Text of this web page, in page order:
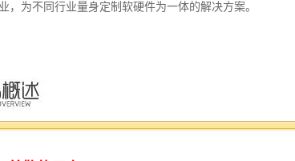
，为不同行业量身定制软硬件为一体的解决方案。